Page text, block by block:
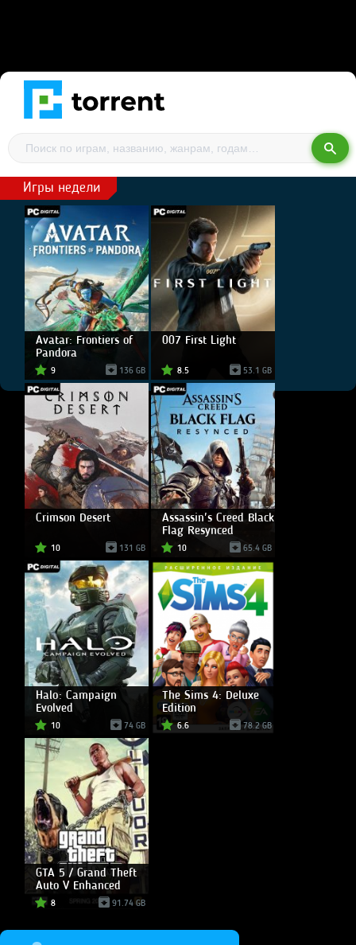
Игры недели
Avatar: Frontiers of
Pandora
9 136 GB
007 First Light
8.5 53.1 GB
Crimson Desert
10 131 GB
Assassin's Creed Black
Flag Resynced
10 65.4 GB
Halo: Campaign
Evolved
10 74 GB
The Sims 4: Deluxe
Edition
6.6 78.2 GB
GTA 5 / Grand Theft
Auto V Enhanced
8 91.74 GB